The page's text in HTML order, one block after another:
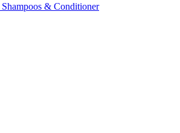
Shampoos & Conditioner